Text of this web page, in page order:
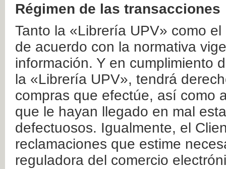
Régimen de las transacciones
Tanto la «Librería UPV» como
de acuerdo con la normativa
información. Y en cumplimiento
la «Librería UPV», tendrá
compras que efectúe, así como
que le hayan llegado en mal
defectuosos. Igualmente, el
reclamaciones que estime
reguladora del comercio